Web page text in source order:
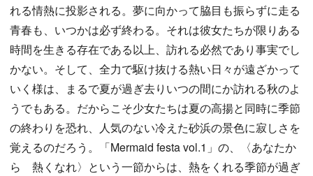
れる情熱に投影される。夢に向かって脇目も振らずに走る
青春も、いつかは必ず終わる。それは彼女たちが限りある
時間を生きる存在である以上、訪れる必然であり事実でし
かない。そして、全力で駆け抜ける熱い日々が遠ざかって
いく様は、まるで夏が過ぎ去りいつの間にか訪れる秋のよ
うでもある。だからこそ少女たちは夏の高揚と同時に季節
の終わりを恐れ、人気のない冷えた砂浜の景色に寂しさを
覚えるのだろう。「Mermaid festa vol.1」の、〈あなたか
ら 熱くなれ〉という一節からは、熱をくれる季節が過ぎ